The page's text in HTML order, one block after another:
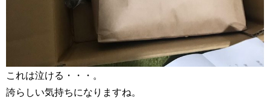
これは泣ける・・・。
誇らしい気持ちになりますね。